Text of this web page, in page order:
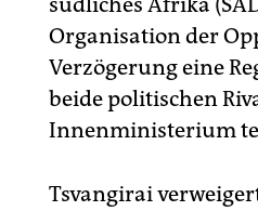
Organisation der
Verzögerung eine
beide politischen
Innenministerium
Tsvangirai